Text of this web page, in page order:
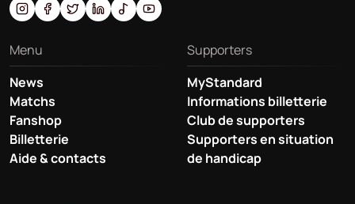
Menu
News
Matchs
Fanshop
Billetterie
Aide & contacts
Supporters
MyStandard
Informations billetterie
Club de supporters
Supporters en situation
de handicap